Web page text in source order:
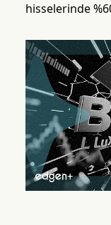
hisselerinde